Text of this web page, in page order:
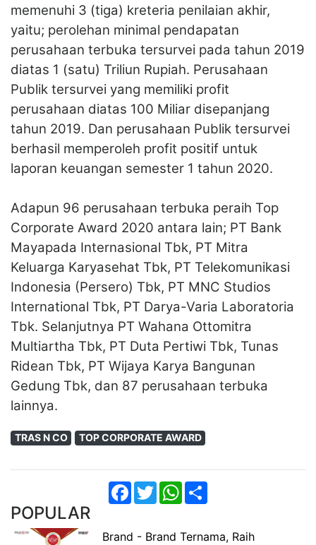
memenuhi 3 (tiga) kreteria penilaian akhir,
yaitu; perolehan minimal pendapatan
perusahaan terbuka tersurvei pada tahun 2019
diatas 1 (satu) Triliun Rupiah. Perusahaan
Publik tersurvei yang memiliki profit
perusahaan diatas 100 Miliar disepanjang
tahun 2019. Dan perusahaan Publik tersurvei
berhasil memperoleh profit positif untuk
laporan keuangan semester 1 tahun 2020.
Adapun 96 perusahaan terbuka peraih Top
Corporate Award 2020 antara lain; PT Bank
Mayapada Internasional Tbk, PT Mitra
Keluarga Karyasehat Tbk, PT Telekomunikasi
Indonesia (Persero) Tbk, PT MNC Studios
International Tbk, PT Darya-Varia Laboratoria
Tbk. Selanjutnya PT Wahana Ottomitra
Multiartha Tbk, PT Duta Pertiwi Tbk, Tunas
Ridean Tbk, PT Wijaya Karya Bangunan
Gedung Tbk, dan 87 perusahaan terbuka
lainnya.
TRAS N CO TOP CORPORATE AWARD
Facebook
TwitterWhatsApp
POPULAR
Brand - Brand Ternama, Raih